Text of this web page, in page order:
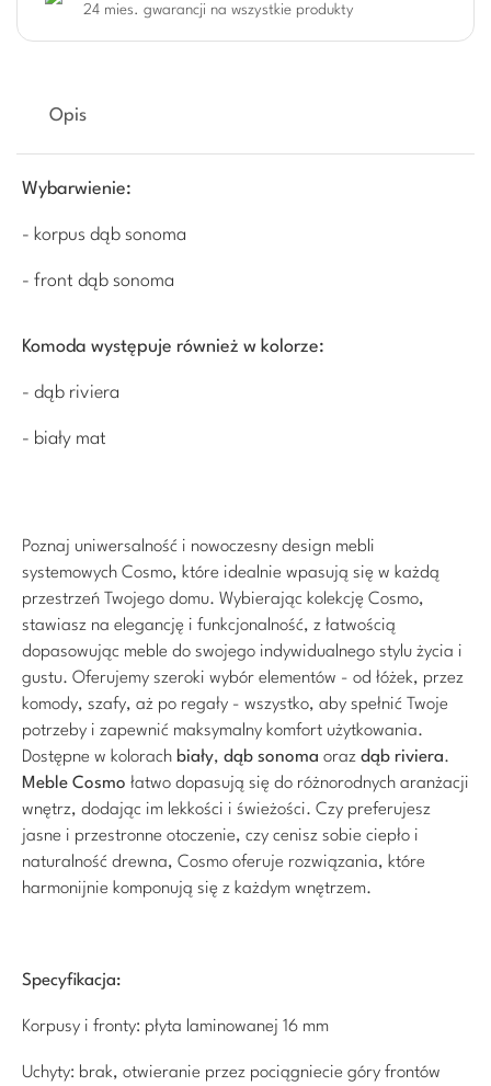
24 mies. gwarancji na wszystkie produkty
Opis
Wybarwienie:
- korpus dąb sonoma
- front dąb sonoma
Komoda występuje również w kolorze:
- dąb riviera
- biały mat
Poznaj uniwersalność i nowoczesny design mebli
systemowych Cosmo, które idealnie wpasują się w każdą
przestrzeń Twojego domu. Wybierając kolekcję Cosmo,
stawiasz na elegancję i funkcjonalność, z łatwością
dopasowując meble do swojego indywidualnego stylu życia i
gustu. Oferujemy szeroki wybór elementów - od łóżek, przez
komody, szafy, aż po regały - wszystko, aby spełnić Twoje
potrzeby i zapewnić maksymalny komfort użytkowania.
Dostępne w kolorach biały, dąb sonoma oraz dąb riviera.
Meble Cosmo łatwo dopasują się do różnorodnych aranżacji
wnętrz, dodając im lekkości i świeżości. Czy preferujesz
jasne i przestronne otoczenie, czy cenisz sobie ciepło i
naturalność drewna, Cosmo oferuje rozwiązania, które
harmonijnie komponują się z każdym wnętrzem.
Specyfikacja:
Korpusy i fronty: płyta laminowanej 16 mm
Uchyty: brak, otwieranie przez pociągniecie góry frontów